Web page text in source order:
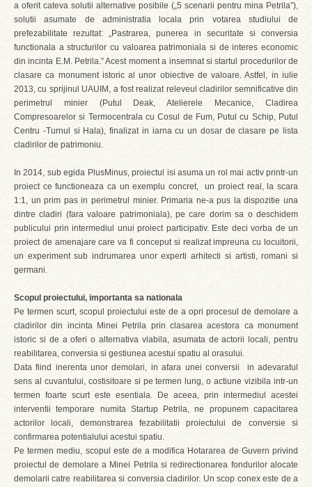
a oferit cateva solutii alternative posibile („5 scenarii pentru mina Petrila”),
solutii asumate de administratia locala prin votarea studiului de
prefezabilitate rezultat: „Pastrarea, punerea in securitate si conversia
functionala a structurilor cu valoarea patrimoniala si de interes economic
din incinta E.M. Petrila.” Acest moment a insemnat si startul procedurilor de
clasare ca monument istoric al unor obiective de valoare. Astfel, in iulie
2013, cu sprijinul UAUIM, a fost realizat releveul cladirilor semnificative din
perimetrul minier (Putul Deak, Atelierele Mecanice, Cladirea
Compresoarelor si Termocentrala cu Cosul de Fum, Putul cu Schip, Putul
Centru -Turnul si Hala), finalizat in iarna cu un dosar de clasare pe lista
cladirilor de patrimoniu.
In 2014, sub egida PlusMinus, proiectul isi asuma un rol mai activ printr-un
proiect ce functioneaza ca un exemplu concret, un proiect real, la scara
1:1, un prim pas in perimetrul minier. Primaria ne-a pus la dispozitie una
dintre cladiri (fara valoare patrimoniala), pe care dorim sa o deschidem
publicului prin intermediul unui proiect participativ. Este deci vorba de un
proiect de amenajare care va fi conceput si realizat impreuna cu locuitorii,
un experiment sub indrumarea unor experti arhitecti si artisti, romani si
germani.
Scopul proiectului, importanta sa nationala
Pe termen scurt, scopul proiectului este de a opri procesul de demolare a
cladirilor din incinta Minei Petrila prin clasarea acestora ca monument
istoric si de a oferi o alternativa viabila, asumata de actorii locali, pentru
reabilitarea, conversia si gestiunea acestui spatiu al orasului.
Data fiind inerenta unor demolari, in afara unei conversii in adevaratul
sens al cuvantului, costisitoare si pe termen lung, o actiune vizibila intr-un
termen foarte scurt este esentiala. De aceea, prin intermediul acestei
interventii temporare numita Startup Petrila, ne propunem capacitarea
actorilor locali, demonstrarea fezabilitatii proiectului de conversie si
confirmarea potentialului acestui spatiu.
Pe termen mediu, scopul este de a modifica Hotararea de Guvern privind
proiectul de demolare a Minei Petrila si redirectionarea fondurilor alocate
demolarii catre reabilitarea si conversia cladirilor. Un scop conex este de a